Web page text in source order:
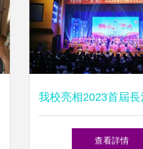
我校亮相2023首屆
化藝術交流節，攜手
查看詳情